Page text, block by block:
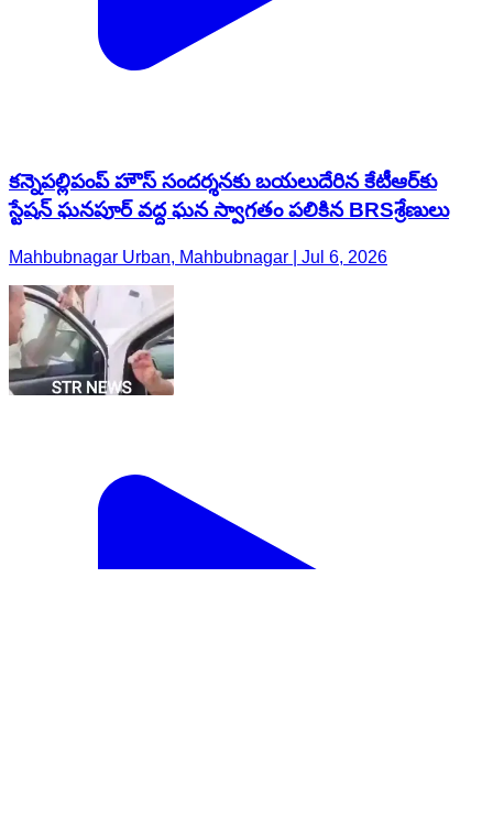
కన్నెపల్లిపంప్ హౌస్ సందర్శనకు బయలుదేరిన కేటీఆర్‌కు
స్టేషన్ ఘనపూర్ వద్ద ఘన స్వాగతం పలికిన BRSశ్రేణులు
Mahbubnagar Urban, Mahbubnagar | Jul 6, 2026